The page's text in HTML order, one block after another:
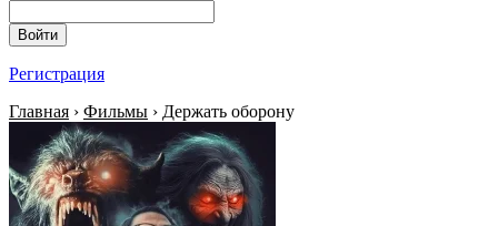
Войти
Регистрация
Главная › Фильмы › Держать оборону